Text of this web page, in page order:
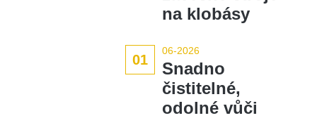
na klobásy
01
06-2026
Snadno
čistitelné,
odolné vůči